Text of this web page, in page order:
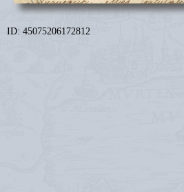
ID: 45075206172812